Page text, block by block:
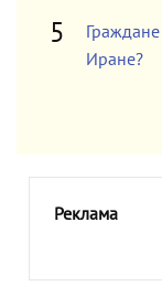
Иране?
Реклама